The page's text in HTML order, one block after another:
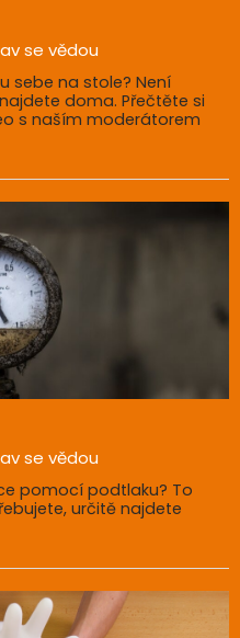
se vědou
sebe na stole? Není
doma. Přečtěte si
s naším moderátorem
se vědou
pomocí podtlaku? To
určitě najdete